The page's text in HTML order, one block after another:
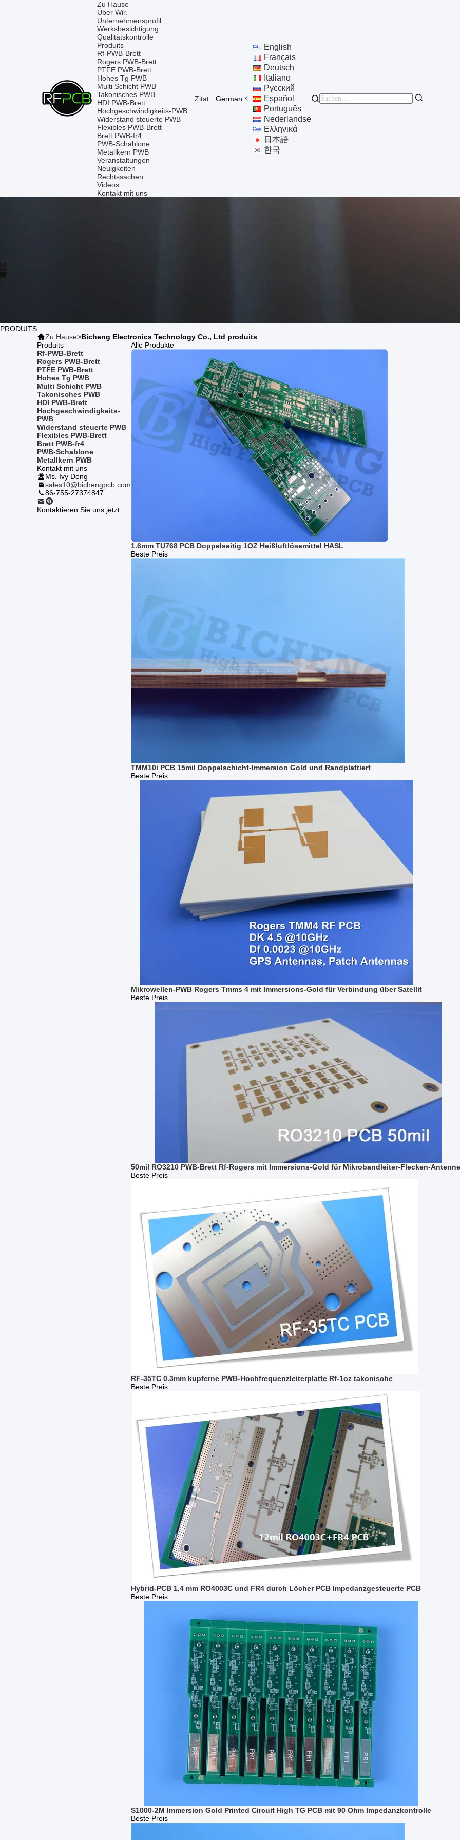
Zu Hause
Über Wir.
Unternehmensprofil
Werksbesichtigung
Qualitätskontrolle
Produits
Rf-PWB-Brett
Rogers PWB-Brett
PTFE PWB-Brett
Hohes Tg PWB
Multi Schicht PWB
Takonisches PWB
HDI PWB-Brett
Hochgeschwindigkeits-PWB
Widerstand steuerte PWB
Flexibles PWB-Brett
Brett PWB-fr4
PWB-Schablone
Metallkern PWB
Veranstaltungen
Neuigkeiten
Rechtssachen
Videos
Kontakt mit uns
Zitat German
English
Français
Deutsch
Italiano
Русский
Español
Português
Nederlandse
Ελληνικά
日本語
한국
PRODUITS
Zu Hause>Bicheng Electronics Technology Co., Ltd produits
Produits
Rf-PWB-Brett
Rogers PWB-Brett
PTFE PWB-Brett
Hohes Tg PWB
Multi Schicht PWB
Takonisches PWB
HDI PWB-Brett
Hochgeschwindigkeits-
PWB
Widerstand steuerte PWB
Flexibles PWB-Brett
Brett PWB-fr4
PWB-Schablone
Metallkern PWB
Kontakt mit uns
Ms. Ivy Deng
sales10@bichengpcb.com
86-755-27374847
Kontaktieren Sie uns jetzt
Alle Produkte
1.6mm TU768 PCB Doppelseitig 1OZ Heißluftlösemittel HASL
Beste Preis
TMM10i PCB 15mil Doppelschicht-Immersion Gold und Randplattiert
Beste Preis
Mikrowellen-PWB Rogers Tmms 4 mit Immersions-Gold für Verbindung über Satellit
Beste Preis
50mil RO3210 PWB-Brett Rf-Rogers mit Immersions-Gold für Mikrobandleiter-Flecken-
Beste Preis
RF-35TC 0.3mm kupferne PWB-Hochfrequenzleiterplatte Rf-1oz takonische
Beste Preis
Hybrid-PCB 1,4 mm RO4003C und FR4 durch Löcher PCB Impedanzgesteuerte PCB
Beste Preis
S1000-2M Immersion Gold Printed Circuit High TG PCB mit 90 Ohm Impedanzkontrolle
Beste Preis